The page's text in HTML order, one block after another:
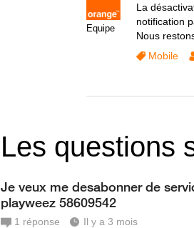
Equipe
La
notification
Nous
Mobile
Les questions
Je veux me desabonner de
playweez 58609542
1 réponse Il y a 3 mois